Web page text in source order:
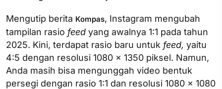
Mengutip berita Kompas, Instagram mengubah
tampilan rasio feed yang awalnya 1:1 pada tahun
2025. Kini, terdapat rasio baru untuk feed, yaitu
4:5 dengan resolusi 1080 x 1350 piksel. Namun,
Anda masih bisa mengunggah video bentuk
persegi dengan rasio 1:1 dan resolusi 1080 x 1080